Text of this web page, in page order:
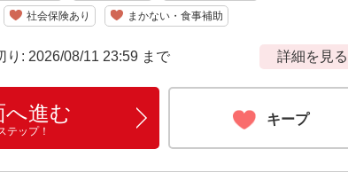
社会保険あり まかない・食事補助
: 2026/08/11 23:59 まで 詳細を見る
へ進む
テップ！
キープ